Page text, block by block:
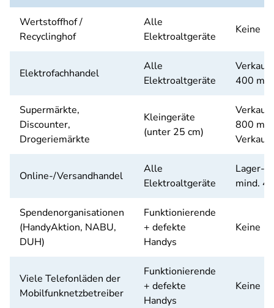
Wertstoffhof /
Recyclinghof
Alle
Elektroaltgeräte
Keine
Elektrofachhandel
Alle
Elektroaltgeräte
400 m²
Supermärkte,
Discounter,
Drogeriemärkte
Kleingeräte
(unter 25 cm)
800 m²
Verkauf
Online-/Versandhandel
Alle
Elektroaltgeräte
Lager-/
mind.
Spendenorganisationen
(HandyAktion, NABU,
DUH)
Funktionierende
+ defekte
Handys
Keine
Viele Telefonläden der
Mobilfunknetzbetreiber
Funktionierende
+ defekte
Handys
Keine